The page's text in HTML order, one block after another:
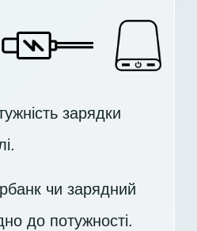
зарядки
чи зарядний
до потужності.